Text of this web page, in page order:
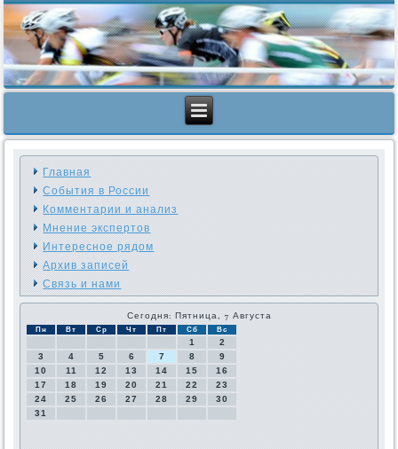
Главная
События в России
Комментарии и анализ
Мнение экспертов
Интересное рядом
Архив записей
Связь и нами
Сегодня: Пятница, 7 Августа
Пн Вт Ср Чт Пт Сб Вс
1
2
3
4 5 6 7 8
9
10
11 12 13 14 15
16
17
18 19 20 21 22
23
24
25 26 27 28 29
30
31